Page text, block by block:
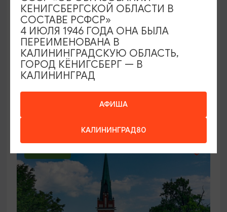
Тур «PRO Балтику»: 4 дня/3 ночи
АФИША
КАЛИНИНГРАД80
КЕНИГСБЕРГСКОЙ ОБЛАСТИ В
СОСТАВЕ РСФСР»
4 ИЮЛЯ 1946 ГОДА ОНА БЫЛА
ПЕРЕИМЕНОВАНА В
КАЛИНИНГРАДСКУЮ ОБЛАСТЬ,
ГОРОД КЁНИГСБЕРГ — В
КАЛИНИНГРАД